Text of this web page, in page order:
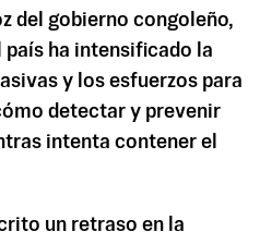
del gobierno congoleño,
país ha intensificado la
y los esfuerzos para
detectar y prevenir
intenta contener el
un retraso en la